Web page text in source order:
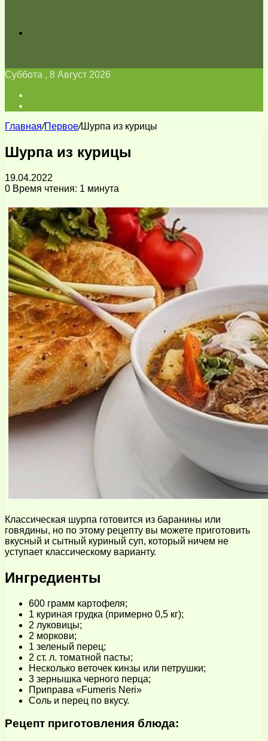
Суббота , 8 Август 2026
Главная/Первое/Шурпа из курицы
Шурпа из курицы
19.04.2022
0 Время чтения: 1 минута
Классическая шурпа готовится из баранины или
говядины, но по этому рецепту вы можете приготовить
вкусный и сытный куриный суп, который ничем не
уступает классическому варианту.
Ингредиенты
600 грамм картофеля;
1 куриная грудка (примерно 0,5 кг);
2 луковицы;
2 моркови;
1 зеленый перец;
2 ст. л. томатной пасты;
Несколько веточек кинзы или петрушки;
3 зернышка черного перца;
Приправа «Fumeris Neri»
Соль и перец по вкусу.
Рецепт приготовления блюда: